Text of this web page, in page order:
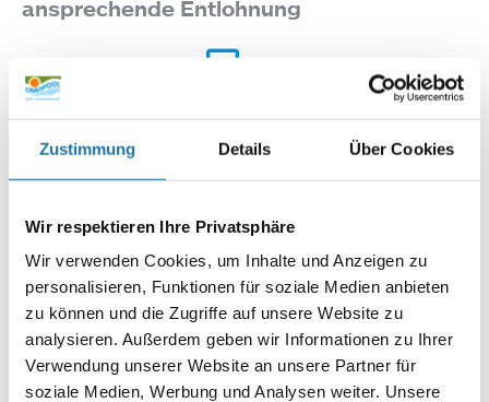
Zustimmung Details Über Cookies
Wir respektieren Ihre Privatsphäre
Wir verwenden Cookies, um Inhalte und Anzeigen zu
personalisieren, Funktionen für soziale Medien anbieten
zu können und die Zugriffe auf unsere Website zu
analysieren. Außerdem geben wir Informationen zu Ihrer
Verwendung unserer Website an unsere Partner für
soziale Medien, Werbung und Analysen weiter. Unsere
ansprechende Entlohnung
beenhere
motiviertes Team
Verkäufer
Komm ins Team
Lagermitarbeiter
Komm ins Team